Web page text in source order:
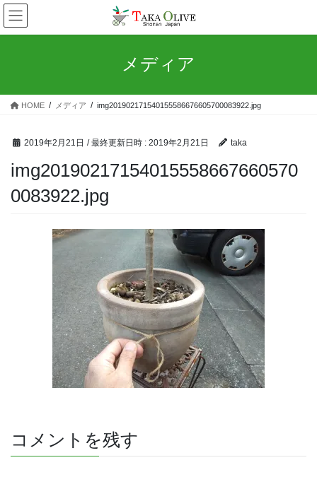
コ
ン
テ
ス
ナ
ビ
ゲ
ン
メディア
HOME メディア img201902171540155586676605700083922.jpg
2019年2月21日 / 最終更新日時 : 2019年2月21日 taka
img20190217154015558667660570
0083922.jpg
コメントを残す